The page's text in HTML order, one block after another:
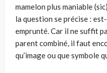
mamelon plus maniable
la question se précise :
emprunté. Car il ne suffit
parent combiné, il faut
qu’image ou que symbole